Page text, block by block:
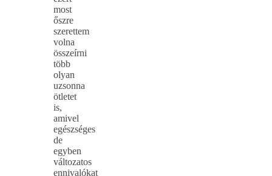
most
őszre
szerettem
volna
összeírni
több
olyan
uzsonna
ötletet
is,
amivel
egészséges
de
egyben
változatos
ennivalókat